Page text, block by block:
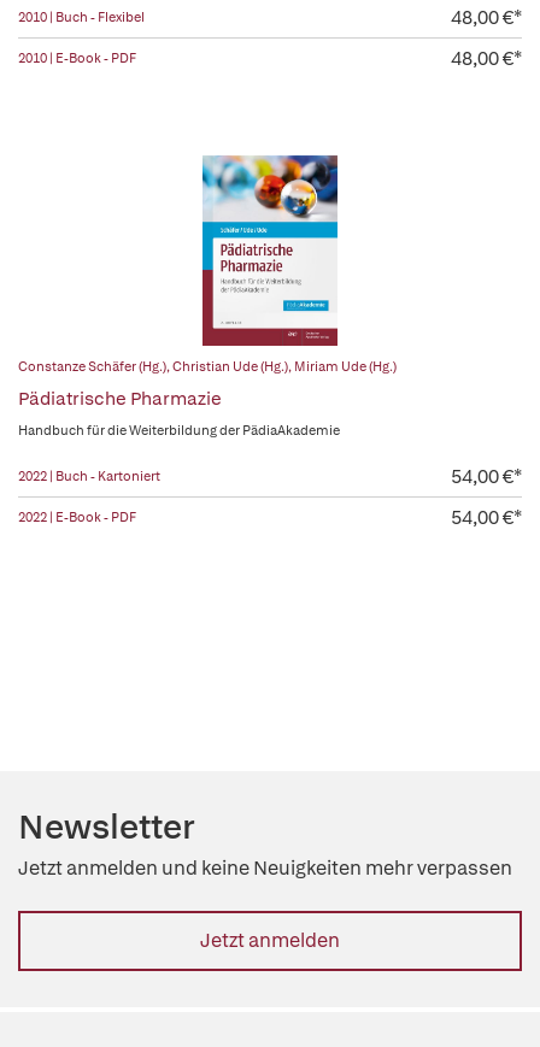
2010 | Buch - Flexibel 48,00 €*
2010 | E-Book - PDF 48,00 €*
Constanze Schäfer (Hg.),Christian Ude (Hg.), Miriam Ude (Hg.)
Pädiatrische Pharmazie
Handbuch für die Weiterbildung der PädiaAkademie
2022 | Buch - Kartoniert 54,00 €*
2022 | E-Book - PDF 54,00 €*
Newsletter
Jetzt anmelden und keine Neuigkeiten mehr verpassen
Jetzt anmelden